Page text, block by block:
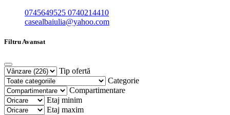
0745649525 0740214410
casealbaiulia@yahoo.com
Filtru Avansat
Tip ofertă
Categorie
Compartimentare
Etaj minim
Etaj maxim